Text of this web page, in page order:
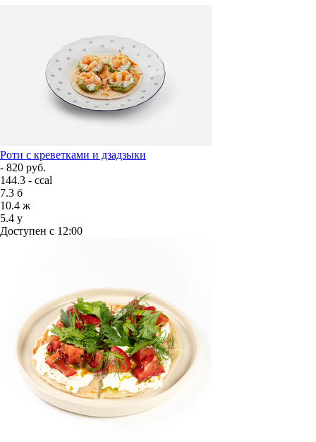
Роти с креветками и дзадзыки
- 820 руб.
144.3 - ccal
7.3 б
10.4 ж
5.4 у
Доступен с 12:00